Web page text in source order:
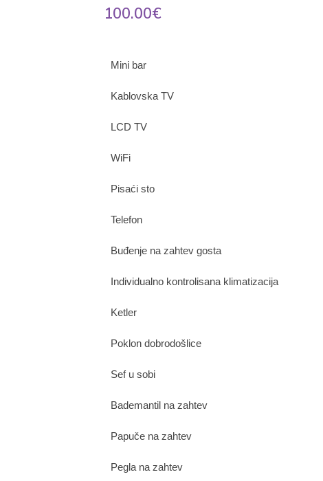
100.00€
Mini bar
Kablovska TV
LCD TV
WiFi
Pisaći sto
Telefon
Buđenje na zahtev gosta
Individualno kontrolisana klimatizacija
Ketler
Poklon dobrodošlice
Sef u sobi
Bademantil na zahtev
Papuče na zahtev
Pegla na zahtev